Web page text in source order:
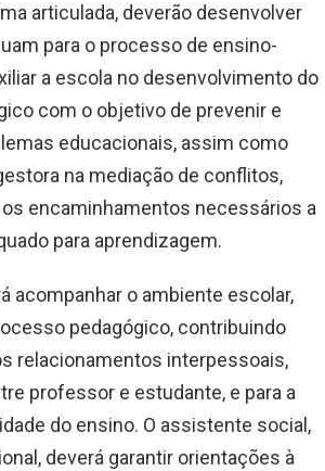
articulada, deverão desenvolver
para o processo de ensino-
a escola no desenvolvimento do
com o objetivo de prevenir e
educacionais, assim como
na mediação de conflitos,
encaminhamentos necessários a
para aprendizagem.
acompanhar o ambiente escolar,
pedagógico, contribuindo
relacionamentos interpessoais,
professor e estudante, e para a
do ensino. O assistente social,
deverá garantir orientações à